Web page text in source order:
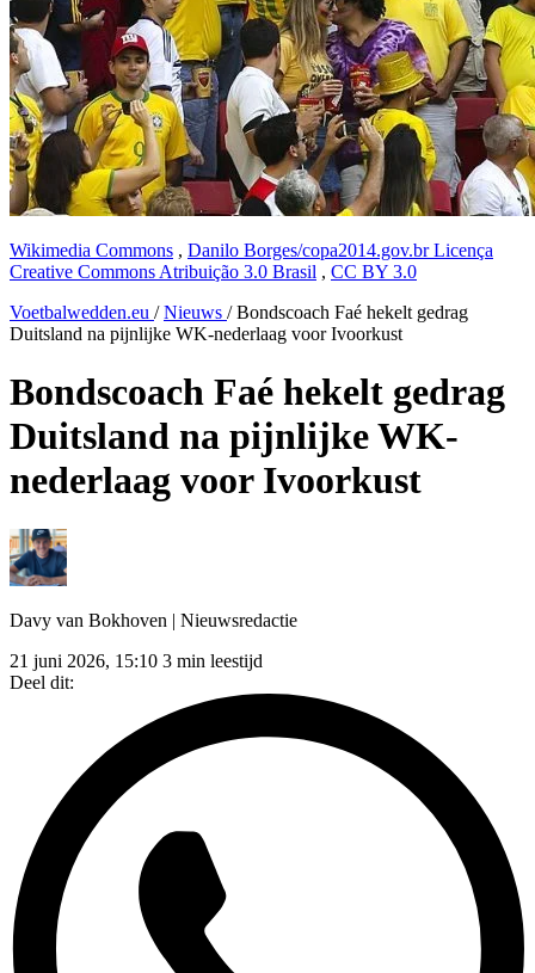
Wikimedia Commons , Danilo Borges/copa2014.gov.br Licença
Creative Commons Atribuição 3.0 Brasil , CC BY 3.0
Voetbalwedden.eu / Nieuws / Bondscoach Faé hekelt gedrag
Duitsland na pijnlijke WK-nederlaag voor Ivoorkust
Bondscoach Faé hekelt gedrag
Duitsland na pijnlijke WK-
nederlaag voor Ivoorkust
Davy van Bokhoven | Nieuwsredactie
21 juni 2026, 15:10 3 min leestijd
Deel dit: